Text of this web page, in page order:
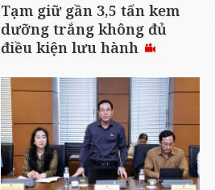
Tạm giữ gần 3,5 tấn kem
dưỡng trắng không đủ
điều kiện lưu hành